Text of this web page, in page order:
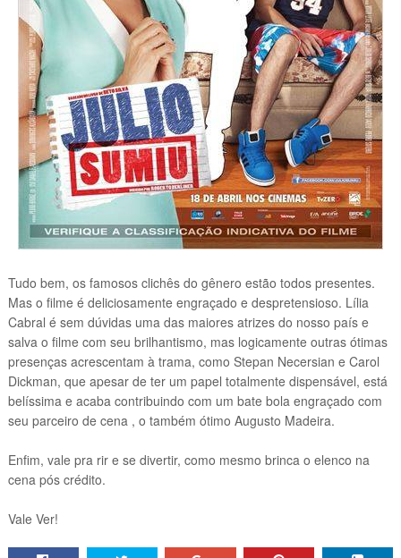
Tudo bem, os famosos clichês do gênero estão todos presentes.
Mas o filme é deliciosamente engraçado e despretensioso. Lília
Cabral é sem dúvidas uma das maiores atrizes do nosso país e
salva o filme com seu brilhantismo, mas logicamente outras ótimas
presenças acrescentam à trama, como Stepan Necersian e Carol
Dickman, que apesar de ter um papel totalmente dispensável, está
belíssima e acaba contribuindo com um bate bola engraçado com
seu parceiro de cena , o também ótimo Augusto Madeira.
Enfim, vale pra rir e se divertir, como mesmo brinca o elenco na
cena pós crédito.
Vale Ver!